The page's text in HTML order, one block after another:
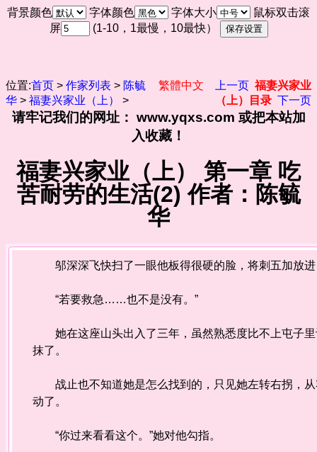
背景颜色 字体颜色 字体大小
鼠标双击滚
屏
(1-10，1最慢，10最快）
位置:首页 > 作家列表 > 陈毓
华 > 福妻兴家业（上） >
繁體中文 上一页 福妻兴家业
（上）目录 下一页
请牢记我们的网址： www.yqxs.com 或把本站加
入收藏！
福妻兴家业（上） 第一章 吃
苦耐劳的生活(2) 作者：陈毓
华
邬深深飞快扫了一眼他板得很硬的脸，将刺五加放进
“若要救急……也不是没有。”
她在这座山头出入了三年，虽然熟悉度比不上屯子里
抹了。
战止也不知道她是怎么找到的，只见她左转右拐，从
动了。
“你过来看看这个。”她对他勾指。